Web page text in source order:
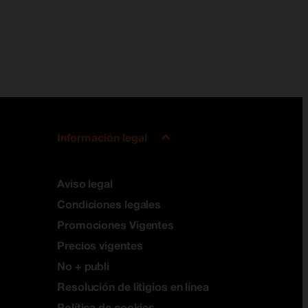
Información legal
Aviso legal
Condiciones legales
Promociones Vigentes
Precios vigentes
No + publi
Resolución de litigios en línea